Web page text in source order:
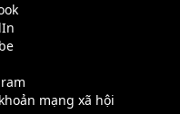
mạng xã hội